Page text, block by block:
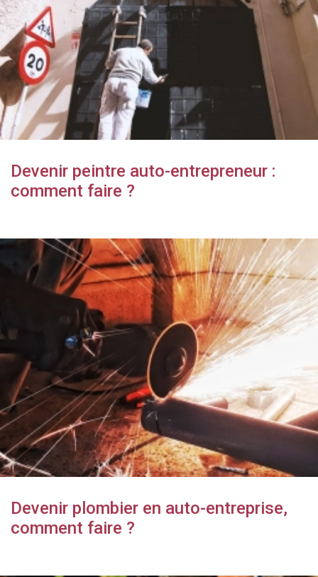
Devenir peintre auto-entrepreneur :
comment faire ?
Devenir plombier en auto-entreprise,
comment faire ?